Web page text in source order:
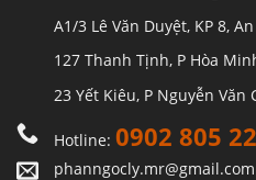
A1/3 Lê Văn Duyệt, KP 8,
127 Thanh Tịnh, P Hòa
23 Yết Kiêu, P Nguyễn
Hotline:0902 805
phanngocly.mr@gmail.com